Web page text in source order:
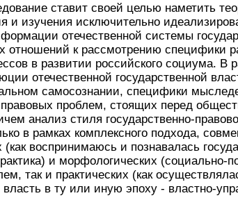
ставит своей целью наметить
и изучения исключительно
отечественной системы
отношений к рассмотрению специфики
в развитии российского социума. В
отечественной государственной
самосознании, специфики
проблем, стоящих перед
анализ стиля государственно-
в рамках комплексного подхода,
(как воспринимаюсь и познавалась
и морфологических (социально-
так и практических (как
в ту или иную эпоху - властно-